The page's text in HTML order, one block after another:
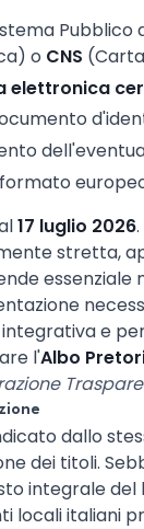
Pubblico
o CNS
elettronica
17 luglio 2026
stretta,
e
l'Albo
dallo
dei titoli.
integrale del
locali italiani